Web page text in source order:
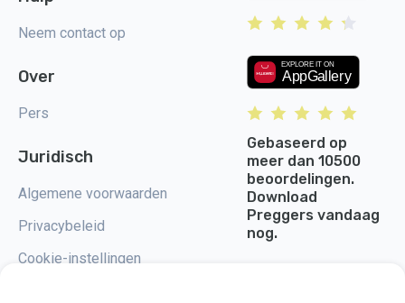
Neem contact op
Over
Pers
Juridisch
Algemene voorwaarden
Privacybeleid
Cookie-instellingen
Gebaseerd op
meer dan 10500
beoordelingen.
Download
Preggers vandaag
nog.